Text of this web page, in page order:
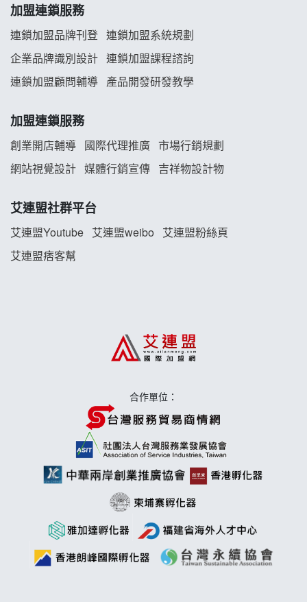
韓金量加盟說明會
義氣豐發雞加盟說明會
白鬍泡泡 BOHO POPO加盟說明會
雞咕雞咕加盟說明會
TEA TOP加盟說明會
珍好味臭臭鍋加盟說明會
藍象廷泰式火鍋加盟說明會
手作功夫茶加盟說明會
加盟連鎖服務
連鎖加盟品牌刊登 連鎖加盟系統規劃
企業品牌識別設計 連鎖加盟課程諮詢
連鎖加盟顧問輔導 產品開發研發教學
加盟連鎖服務
創業開店輔導 國際代理推廣 市場行銷規劃
網站視覺設計 媒體行銷宣傳 吉祥物設計物
艾連盟社群平台
艾連盟Youtube 艾連盟weibo
艾連盟粉絲頁
艾連盟痞客幫
合作單位：